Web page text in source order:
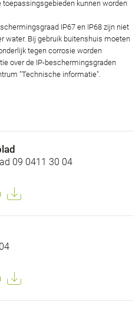
toepassingsgebieden kunnen worden
IP67 en IP68 zijn niet
water. Bij gebruik buitenshuis moeten
tegen corrosie worden
over de IP-beschermingsgraden
"Technische informatie".
09 0411 30 04